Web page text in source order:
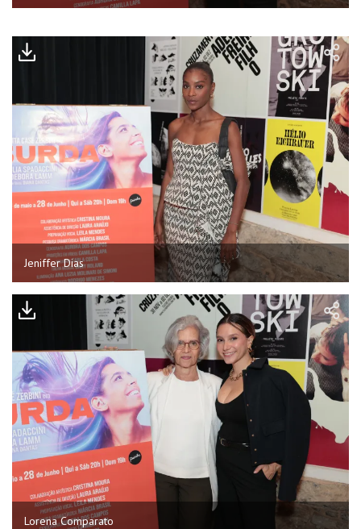
Jeniffer Dias
Lorena Comparato